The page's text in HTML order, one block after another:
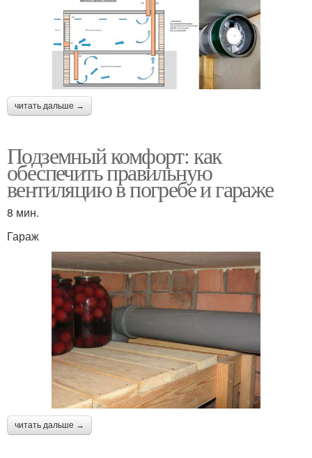
читать дальше →
Подземный комфорт: как
обеспечить правильную
вентиляцию в погребе и гараже
8 мин.
Гараж
читать дальше →